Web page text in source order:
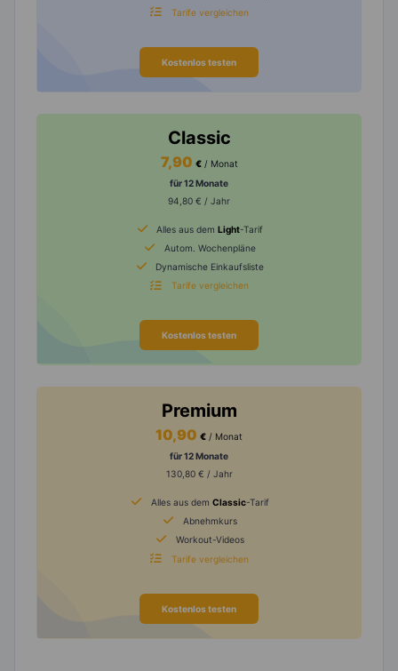
Tarife vergleichen
Kostenlos testen
Classic
7,90 € / Monat
für 12 Monate
94,80 € / Jahr
Alles aus dem Light-Tarif
Autom. Wochenpläne
Dynamische Einkaufsliste
Tarife vergleichen
Kostenlos testen
Premium
10,90 € / Monat
für 12 Monate
130,80 € / Jahr
Alles aus dem Classic-Tarif
Abnehmkurs
Workout-Videos
Tarife vergleichen
Kostenlos testen